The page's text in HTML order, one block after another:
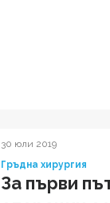
30 юли 2019
Гръдна хирургия
За първи